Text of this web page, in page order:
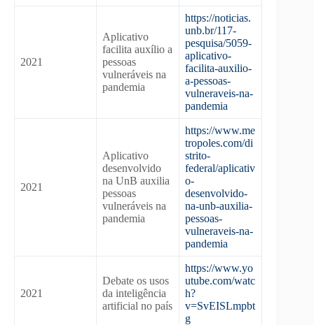
2021
Aplicativo
facilita auxílio a
pessoas
vulneráveis na
pandemia
https://noticias.
unb.br/117-
pesquisa/5059-
aplicativo-
facilita-auxilio-
a-pessoas-
vulneraveis-na-
pandemia
2021
Aplicativo
desenvolvido
na UnB auxilia
pessoas
vulneráveis na
pandemia
https://www.me
tropoles.com/di
strito-
federal/aplicativ
o-
desenvolvido-
na-unb-auxilia-
pessoas-
vulneraveis-na-
pandemia
2021
Debate os usos
da inteligência
artificial no país
https://www.yo
utube.com/watc
h?
v=SvEISLmpbt
g